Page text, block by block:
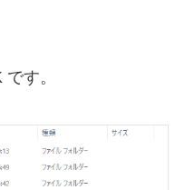
す。